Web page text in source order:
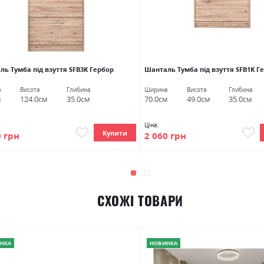
Тумба під взуття SFB3K Гербор
Висота
124.0см
Глибина
35.0см
грн Купити
Шанталь Тумба під взуття SFB1K
Ширина
70.0см
Висота
49.0см
Глибина
35.0см
Ціна:
2 060 грн
СХОЖІ ТОВАРИ
НОВИНКА